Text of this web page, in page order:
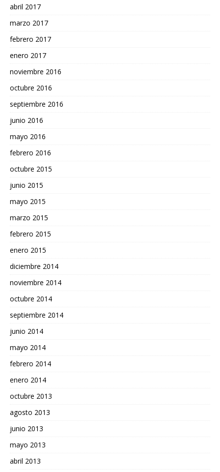
abril 2017
marzo 2017
febrero 2017
enero 2017
noviembre 2016
octubre 2016
septiembre 2016
junio 2016
mayo 2016
febrero 2016
octubre 2015
junio 2015
mayo 2015
marzo 2015
febrero 2015
enero 2015
diciembre 2014
noviembre 2014
octubre 2014
septiembre 2014
junio 2014
mayo 2014
febrero 2014
enero 2014
octubre 2013
agosto 2013
junio 2013
mayo 2013
abril 2013